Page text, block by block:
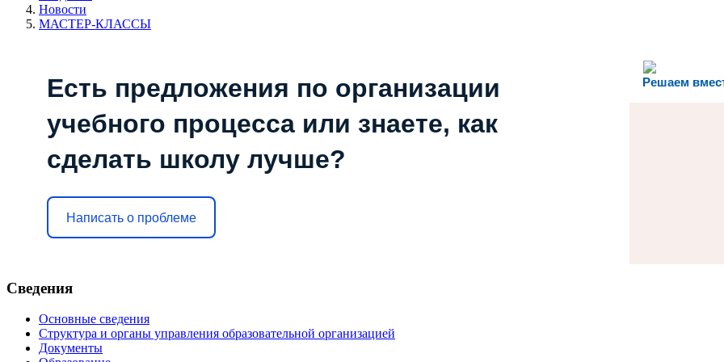
Новости
МАСТЕР-КЛАССЫ
Решаем
Есть предложения по организации
учебного процесса или знаете, как
сделать школу лучше?
Написать о проблеме
Сведения
Основные сведения
Структура и органы управления образовательной организацией
Документы